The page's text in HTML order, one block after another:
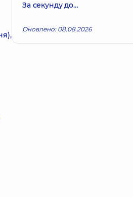
За секунду до…
Оновлено: 08.08.2026